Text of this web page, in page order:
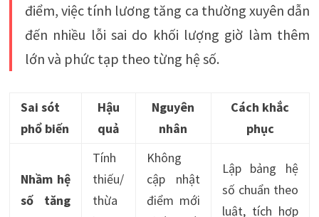
điểm, việc tính lương tăng ca thường xuyên dẫn
đến nhiều lỗi sai do khối lượng giờ làm thêm
lớn và phức tạp theo từng hệ số.
Sai sót
phổ biến
Hậu
quả
Nguyên
nhân
Cách khắc
phục
Nhầm hệ
số tăng
Tính
thiếu/
thừa
Không
cập nhật
điểm mới
Lập bảng hệ
số chuẩn theo
luật, tích hợp